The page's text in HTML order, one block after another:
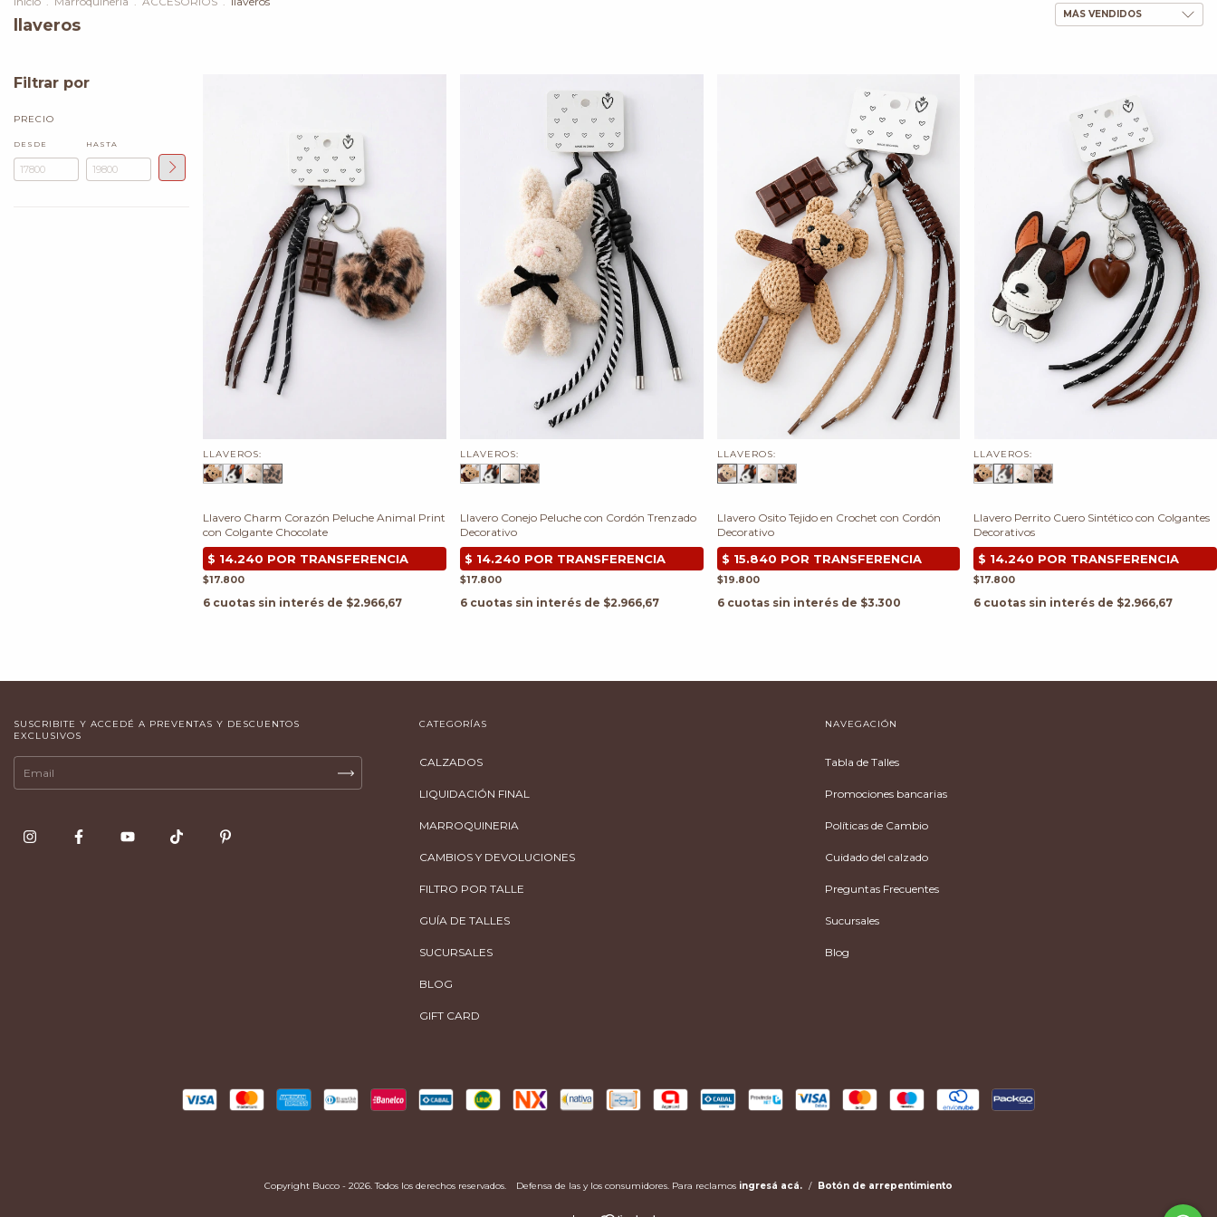
llaveros
Filtrar por
PRECIO
DESDE HASTA
LLAVEROS:
Llavero Charm Corazón Peluche Animal Print
con Colgante Chocolate
$17.800
6 cuotas sin interés de $2.966,67
LLAVEROS:
Llavero Conejo Peluche con Cordón Trenzado
Decorativo
$17.800
6 cuotas sin interés de $2.966,67
LLAVEROS:
Llavero Osito Tejido en Crochet con Cordón
Decorativo
$19.800
6 cuotas sin interés de $3.300
LLAVEROS:
Llavero Perrito Cuero Sintético con Colgantes
Decorativos
$17.800
6 cuotas sin interés de $2.966,67
SUSCRIBITE Y ACCEDÉ A PREVENTAS Y DESCUENTOS
EXCLUSIVOS
CATEGORÍAS
CALZADOS
LIQUIDACIÓN FINAL
MARROQUINERIA
CAMBIOS Y DEVOLUCIONES
FILTRO POR TALLE
GUÍA DE TALLES
SUCURSALES
BLOG
GIFT CARD
NAVEGACIÓN
Tabla de Talles
Promociones bancarias
Políticas de Cambio
Cuidado del calzado
Preguntas Frecuentes
Sucursales
Blog
Copyright Bucco - 2026. Todos los derechos reservados. Defensa de las y los consumidores. Para reclamos ingresá acá. / Botón de arrepentimiento